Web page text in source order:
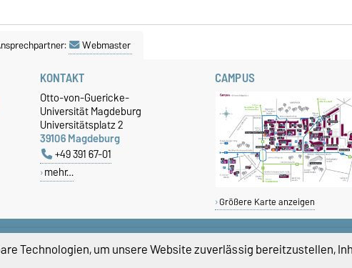
Webmaster
KONTAKT
Otto-von-Guericke-
Universität Magdeburg
Universitätsplatz 2
39106 Magdeburg
+49 391 67-01
mehr…
CAMPUS
Größere Karte anzeigen
Technologien, um unsere Website zuverlässig bereitzustellen,